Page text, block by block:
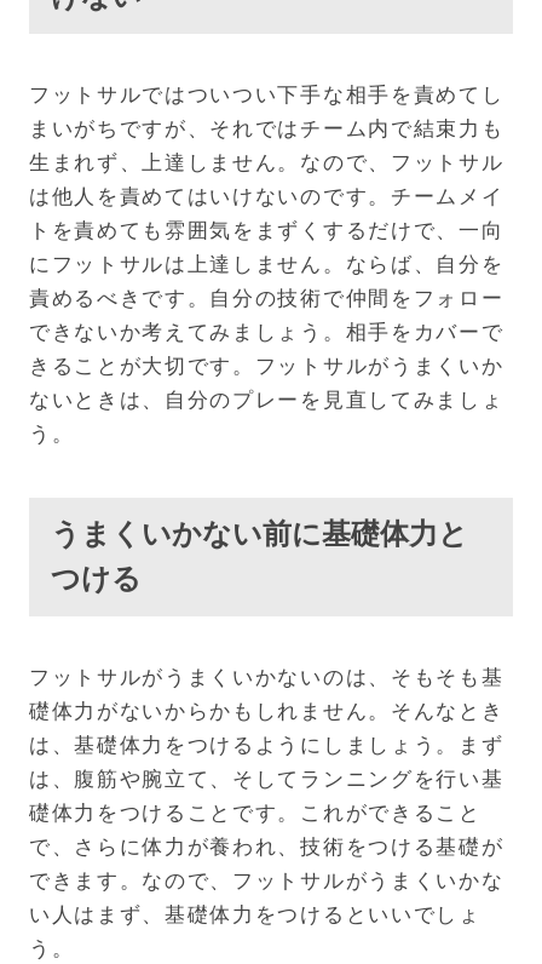
フットサルではついつい下手な相手を責めてし
まいがちですが、それではチーム内で結束力も
生まれず、上達しません。なので、フットサル
は他人を責めてはいけないのです。チームメイ
トを責めても雰囲気をまずくするだけで、一向
にフットサルは上達しません。ならば、自分を
責めるべきです。自分の技術で仲間をフォロー
できないか考えてみましょう。相手をカバーで
きることが大切です。フットサルがうまくいか
ないときは、自分のプレーを見直してみましょ
う。
うまくいかない前に基礎体力と
つける
フットサルがうまくいかないのは、そもそも基
礎体力がないからかもしれません。そんなとき
は、基礎体力をつけるようにしましょう。まず
は、腹筋や腕立て、そしてランニングを行い基
礎体力をつけることです。これができること
で、さらに体力が養われ、技術をつける基礎が
できます。なので、フットサルがうまくいかな
い人はまず、基礎体力をつけるといいでしょ
う。